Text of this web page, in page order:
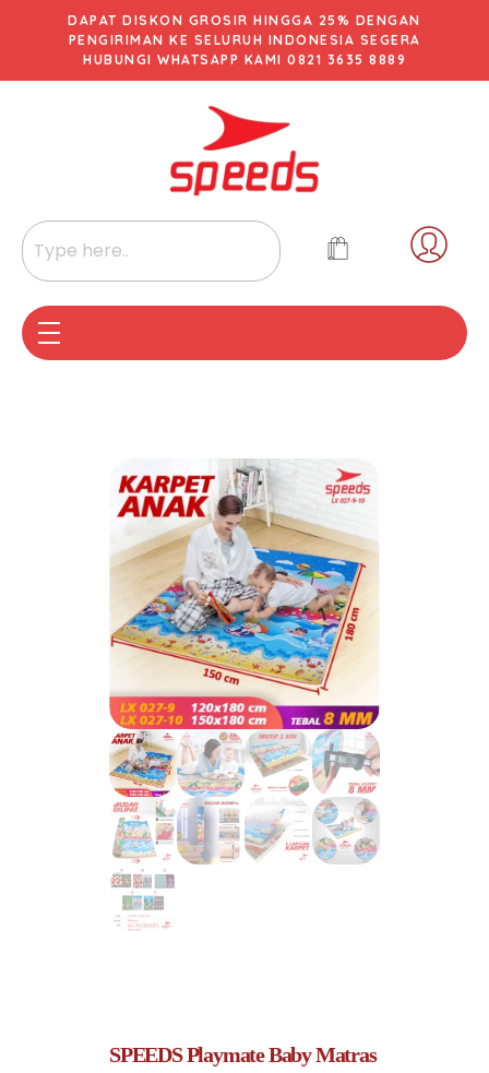
DAPAT DISKON GROSIR HINGGA 25% DENGAN
PENGIRIMAN KE SELURUH INDONESIA SEGERA
HUBUNGI WHATSAPP KAMI 0821 3635 8889
SPEEDS Playmate Baby Matras